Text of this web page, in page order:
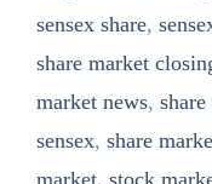
sensex share,
share market
market news,
sensex, share